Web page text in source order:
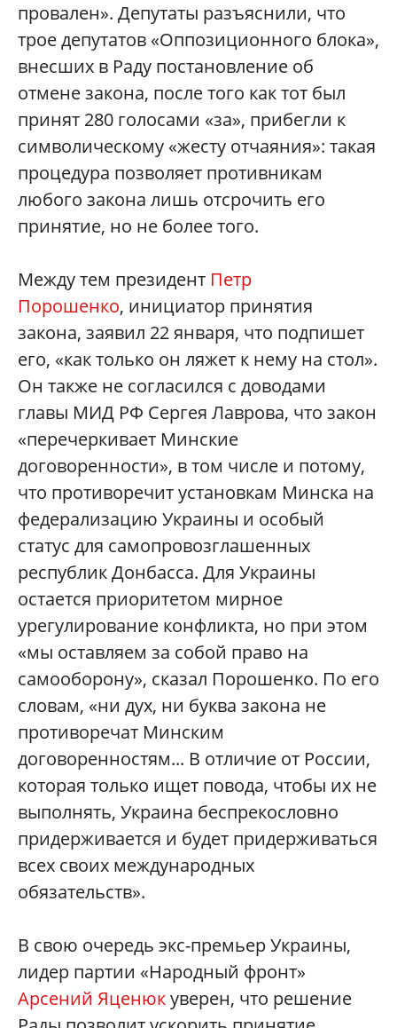
провален». Депутаты разъяснили, что
трое депутатов «Оппозиционного блока»,
внесших в Раду постановление об
отмене закона, после того как тот был
принят 280 голосами «за», прибегли к
символическому «жесту отчаяния»: такая
процедура позволяет противникам
любого закона лишь отсрочить его
принятие, но не более того.
Между тем президент Петр
Порошенко, инициатор принятия
закона, заявил 22 января, что подпишет
его, «как только он ляжет к нему на стол».
Он также не согласился с доводами
главы МИД РФ Сергея Лаврова, что закон
«перечеркивает Минские
договоренности», в том числе и потому,
что противоречит установкам Минска на
федерализацию Украины и особый
статус для самопровозглашенных
республик Донбасса. Для Украины
остается приоритетом мирное
урегулирование конфликта, но при этом
«мы оставляем за собой право на
самооборону», сказал Порошенко. По его
словам, «ни дух, ни буква закона не
противоречат Минским
договоренностям... В отличие от России,
которая только ищет повода, чтобы их не
выполнять, Украина беспрекословно
придерживается и будет придерживаться
всех своих международных
обязательств».
В свою очередь экс-премьер Украины,
лидер партии «Народный фронт»
Арсений Яценюкуверен, что решение